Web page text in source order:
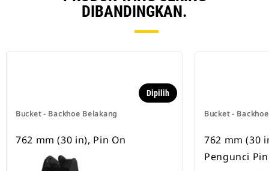
DIBANDINGKAN.
Bucket - Backhoe Belakang
Dipilih
762 mm (30 in), Pin On
Bucket -
762 mm (30
Pengunci